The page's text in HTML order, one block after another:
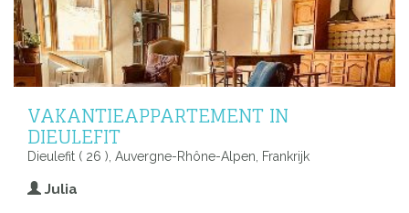
VAKANTIEAPPARTEMENT IN
DIEULEFIT
Dieulefit ( 26 ), Auvergne-Rhône-Alpen, Frankrijk
Julia